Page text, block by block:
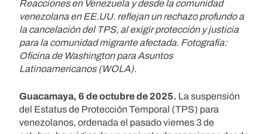
Reacciones en Venezuela y desde la comunidad
venezolana en EE.UU. reflejan un rechazo profundo a
la cancelación del TPS, al exigir protección y justicia
para la comunidad migrante afectada. Fotografía:
Oficina de Washington para Asuntos
Latinoamericanos (WOLA).
Guacamaya, 6 de octubre de 2025. La suspensión
del Estatus de Protección Temporal (TPS) para
venezolanos, ordenada el pasado viernes 3 de